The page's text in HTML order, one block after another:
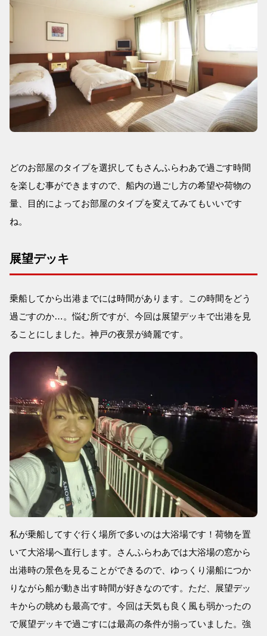
どのお部屋のタイプを選択してもさんふらわあで過ごす時間
を楽しむ事ができますので、船内の過ごし方の希望や荷物の
量、目的によってお部屋のタイプを変えてみてもいいです
ね。
展望デッキ
乗船してから出港までには時間があります。この時間をどう
過ごすのか…。悩む所ですが、今回は展望デッキで出港を見
ることにしました。神戸の夜景が綺麗です。
私が乗船してすぐ行く場所で多いのは大浴場です！荷物を置
いて大浴場へ直行します。さんふらわあでは大浴場の窓から
出港時の景色を見ることができるので、ゆっくり湯船につか
りながら船が動き出す時間が好きなのです。ただ、展望デッ
キからの眺めも最高です。今回は天気も良く風も弱かったの
で展望デッキで過ごすには最高の条件が揃っていました。強